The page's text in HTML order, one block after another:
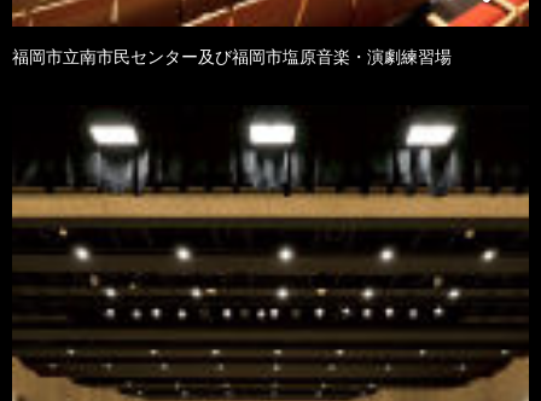
福岡市立南市民センター及び福岡市塩原音楽・演劇練習場